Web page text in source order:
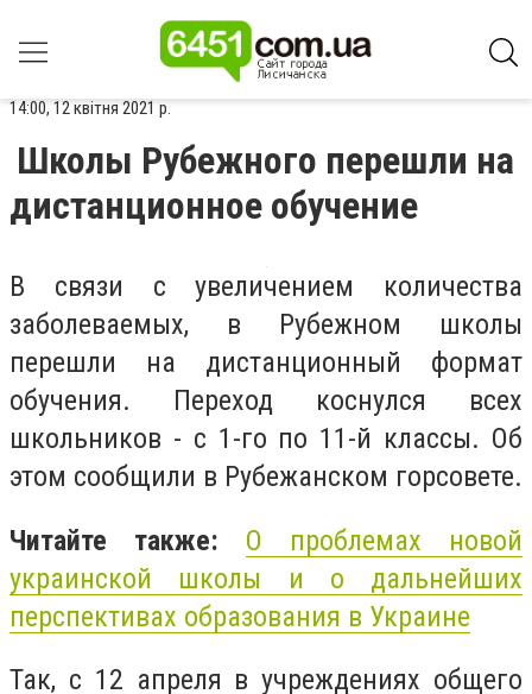
14:00, 12 квітня 2021 р.
Школы Рубежного перешли на
дистанционное обучение
В связи с увеличением количества
заболеваемых, в Рубежном школы
перешли на дистанционный формат
обучения. Переход коснулся всех
школьников - с 1-го по 11-й классы. Об
этом сообщили в Рубежанском горсовете.
Читайте также: О проблемах новой
украинской школы и о дальнейших
перспективах образования в Украине
Так, с 12 апреля в учреждениях общего